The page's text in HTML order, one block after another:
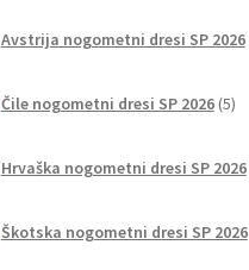
Avstrija nogometni dresi SP 2026
Čile nogometni dresi SP 2026 5
Hrvaška nogometni dresi SP 2026
Škotska nogometni dresi SP 2026